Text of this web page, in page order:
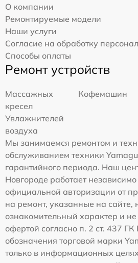
О компании
Ремонтируемые модели
Наши услуги
Согласие на обработку
Способы оплаты
Ремонт устройств
Массажных
кресел
Кофемашин
Увлажнителей
воздуха
Мы занимаемся ремонтом и
обслуживанием техники
гарантийного периода. Наш
Новгороде работает
официальной авторизации от
на ремонт, указанные на сайте,
ознакомительный характер и
офертой согласно п. 2 ст. 437
обозначения торговой марки
только в информационных